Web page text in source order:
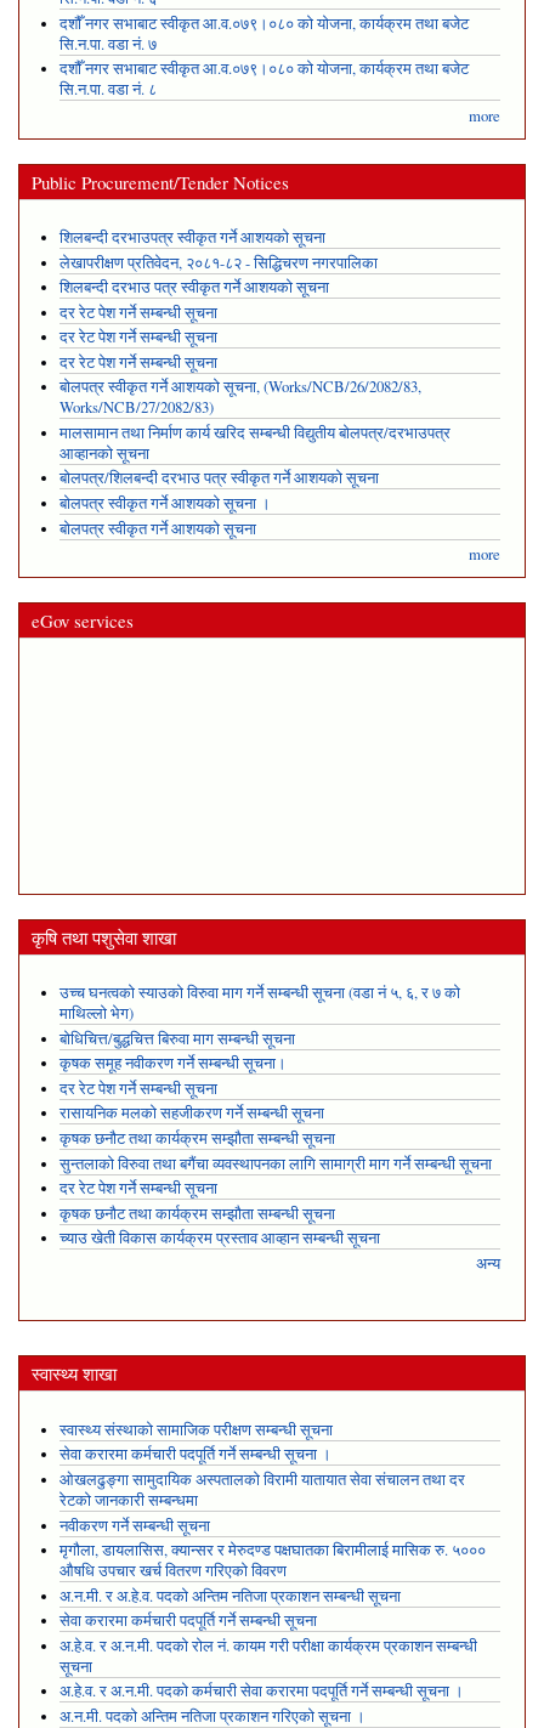
दशौँ नगर सभाबाट स्वीकृत आ.व.०७९।०८० को योजना, कार्यक्रम तथा बजेट
सि.न.पा. वडा नं. ७
दशौँ नगर सभाबाट स्वीकृत आ.व.०७९।०८० को योजना, कार्यक्रम तथा बजेट
सि.न.पा. वडा नं. ८
more
Public Procurement/Tender Notices
शिलबन्दी दरभाउपत्र स्वीकृत गर्ने आशयको सूचना
लेखापरीक्षण प्रतिवेदन, २०८१-८२ - सिद्धिचरण नगरपालिका
शिलबन्दी दरभाउ पत्र स्वीकृत गर्ने आशयको सूचना
दर रेट पेश गर्ने सम्बन्धी सूचना
दर रेट पेश गर्ने सम्बन्धी सूचना
दर रेट पेश गर्ने सम्बन्धी सूचना
बोलपत्र स्वीकृत गर्ने आशयको सूचना, (Works/NCB/26/2082/83,
Works/NCB/27/2082/83)
मालसामान तथा निर्माण कार्य खरिद सम्बन्धी विद्युतीय बोलपत्र/दरभाउपत्र
आव्हानको सूचना
बोलपत्र/शिलबन्दी दरभाउ पत्र स्वीकृत गर्ने आशयको सूचना
बोलपत्र स्वीकृत गर्ने आशयको सूचना ।
बोलपत्र स्वीकृत गर्ने आशयको सूचना
more
eGov services
कृषि तथा पशुसेवा शाखा
उच्च घनत्वको स्याउको विरुवा माग गर्ने सम्बन्धी सूचना (वडा नं ५, ६, र ७ को
माथिल्लो भेग)
बोधिचित्त/बुद्धचित्त बिरुवा माग सम्बन्धी सूचना
कृषक समूह नवीकरण गर्ने सम्बन्धी सूचना।
दर रेट पेश गर्ने सम्बन्धी सूचना
रासायनिक मलको सहजीकरण गर्ने सम्बन्धी सूचना
कृषक छनौट तथा कार्यक्रम सम्झौता सम्बन्धी सूचना
सुन्तलाको विरुवा तथा बगैंचा व्यवस्थापनका लागि सामाग्री माग गर्ने सम्बन्धी सूचना
दर रेट पेश गर्ने सम्बन्धी सूचना
कृषक छनौट तथा कार्यक्रम सम्झौता सम्बन्धी सूचना
च्याउ खेती विकास कार्यक्रम प्रस्ताव आव्हान सम्बन्धी सूचना
अन्य
स्वास्थ्य शाखा
स्वास्थ्य संस्थाको सामाजिक परीक्षण सम्बन्धी सूचना
सेवा करारमा कर्मचारी पदपूर्ति गर्ने सम्बन्धी सूचना ।
ओखलढुङ्गा सामुदायिक अस्पतालको विरामी यातायात सेवा संचालन तथा दर
रेटको जानकारी सम्बन्धमा
नवीकरण गर्ने सम्बन्धी सूचना
मृगौला, डायलासिस, क्यान्सर र मेरुदण्ड पक्षघातका बिरामीलाई मासिक रु. ५०००
औषधि उपचार खर्च वितरण गरिएको विवरण
अ.न.मी. र अ.हे.व. पदको अन्तिम नतिजा प्रकाशन सम्बन्धी सूचना
सेवा करारमा कर्मचारी पदपूर्ति गर्ने सम्बन्धी सूचना
अ.हे.व. र अ.न.मी. पदको रोल नं. कायम गरी परीक्षा कार्यक्रम प्रकाशन सम्बन्धी
सूचना
अ.हे.व. र अ.न.मी. पदको कर्मचारी सेवा करारमा पदपूर्ति गर्ने सम्बन्धी सूचना ।
अ.न.मी. पदको अन्तिम नतिजा प्रकाशन गरिएको सूचना ।